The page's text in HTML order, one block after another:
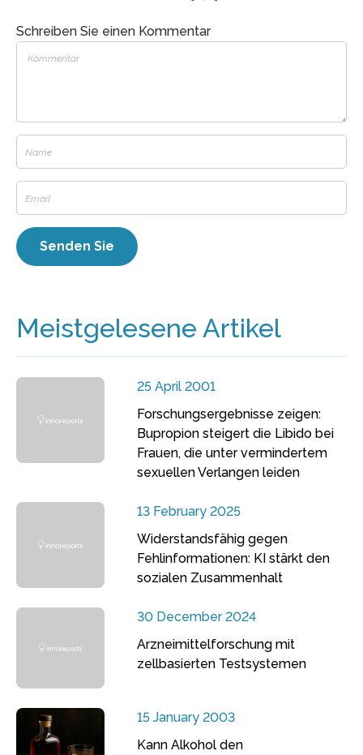
Schreiben Sie einen Kommentar
Meistgelesene Artikel
25 April 2001
Forschungsergebnisse zeigen:
Bupropion steigert die Libido bei
Frauen, die unter vermindertem
sexuellen Verlangen leiden
13 February 2025
Widerstandsfähig gegen
Fehlinformationen: KI stärkt den
sozialen Zusammenhalt
30 December 2024
Arzneimittelforschung mit
zellbasierten Testsystemen
15 January 2003
Kann Alkohol den